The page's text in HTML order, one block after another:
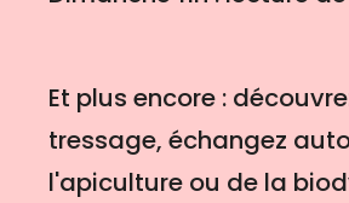
Et plus encore :
tressage, échangez
l'apiculture ou de la